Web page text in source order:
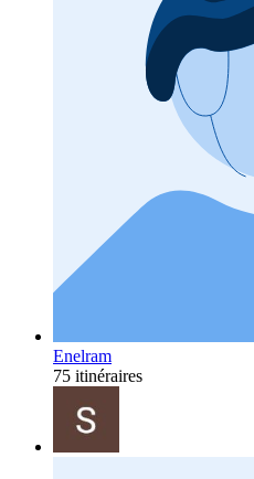
Enelram
75 itinéraires